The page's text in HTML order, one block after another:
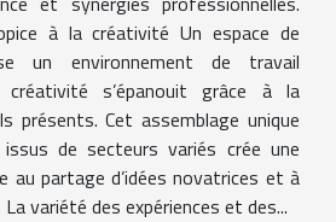
à la créativité Un espace de
un environnement de travail
s’épanouit grâce à la
présents. Cet assemblage unique
de secteurs variés crée une
au partage d’idées novatrices et à
La variété des expériences et des...